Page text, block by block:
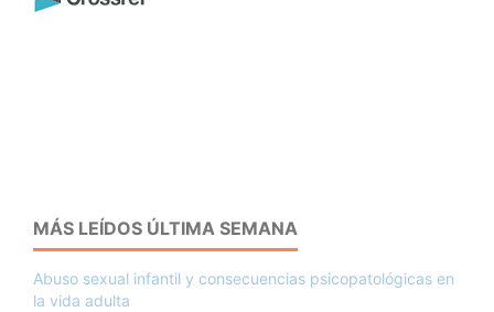
MÁS LEÍDOS ÚLTIMA SEMANA
Abuso sexual infantil y consecuencias psicopatológicas en
la vida adulta